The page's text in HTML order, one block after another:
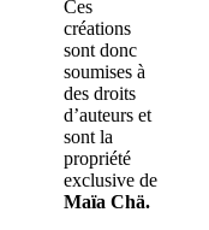
Ces
créations
sont donc
soumises à
des droits
d’auteurs et
sont la
propriété
exclusive de
Maïa Chä.